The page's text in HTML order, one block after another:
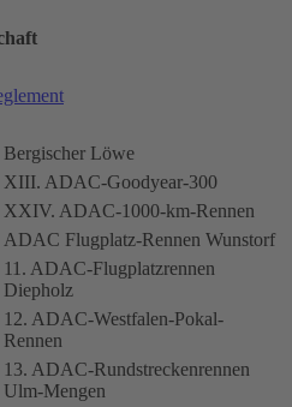
Bergischer Löwe
XIII. ADAC-Goodyear-300
XXIV. ADAC-1000-km-Rennen
ADAC Flugplatz-Rennen Wunstorf
11. ADAC-Flugplatzrennen
Diepholz
12. ADAC-Westfalen-Pokal-
Rennen
13. ADAC-Rundstreckenrennen
Ulm-Mengen